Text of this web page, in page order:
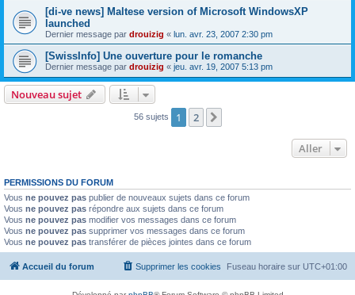
[di-ve news] Maltese version of Microsoft WindowsXP
launched
Dernier message par drouizig « lun. avr. 23, 2007 2:30 pm
[SwissInfo] Une ouverture pour le romanche
Dernier message par drouizig « jeu. avr. 19, 2007 5:13 pm
Nouveau sujet
56 sujets 1 2
Aller
PERMISSIONS DU FORUM
Vous ne pouvez pas publier de nouveaux sujets dans ce forum
Vous ne pouvez pas répondre aux sujets dans ce forum
Vous ne pouvez pas modifier vos messages dans ce forum
Vous ne pouvez pas supprimer vos messages dans ce forum
Vous ne pouvez pas transférer de pièces jointes dans ce forum
Accueil du forum Fuseau horaire sur UTC+01:00
Supprimer les cookies